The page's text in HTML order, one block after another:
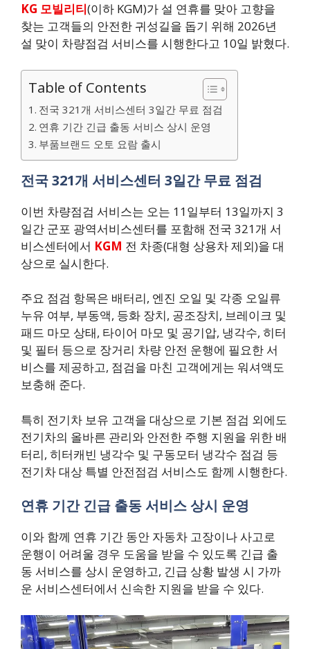
KG 모빌리티(이하 KGM)가 설 연휴를 맞아 고향을
찾는 고객들의 안전한 귀성길을 돕기 위해 2026년
설 맞이 차량점검 서비스를 시행한다고 10일 밝혔다.
Table of Contents
전국 321개 서비스센터 3일간 무료 점검
연휴 기간 긴급 출동 서비스 상시 운영
부품브랜드 오토 요람 출시
전국 321개 서비스센터 3일간 무료 점검
이번 차량점검 서비스는 오는 11일부터 13일까지 3
일간 군포 광역서비스센터를 포함해 전국 321개 서
비스센터에서 KGM 전 차종(대형 상용차 제외)을 대
상으로 실시한다.
주요 점검 항목은 배터리, 엔진 오일 및 각종 오일류
누유 여부, 부동액, 등화 장치, 공조장치, 브레이크 및
패드 마모 상태, 타이어 마모 및 공기압, 냉각수, 히터
및 필터 등으로 장거리 차량 안전 운행에 필요한 서
비스를 제공하고, 점검을 마친 고객에게는 워셔액도
보충해 준다.
특히 전기차 보유 고객을 대상으로 기본 점검 외에도
전기차의 올바른 관리와 안전한 주행 지원을 위한 배
터리, 히터캐빈 냉각수 및 구동모터 냉각수 점검 등
전기차 대상 특별 안전점검 서비스도 함께 시행한다.
연휴 기간 긴급 출동 서비스 상시 운영
이와 함께 연휴 기간 동안 자동차 고장이나 사고로
운행이 어려울 경우 도움을 받을 수 있도록 긴급 출
동 서비스를 상시 운영하고, 긴급 상황 발생 시 가까
운 서비스센터에서 신속한 지원을 받을 수 있다.